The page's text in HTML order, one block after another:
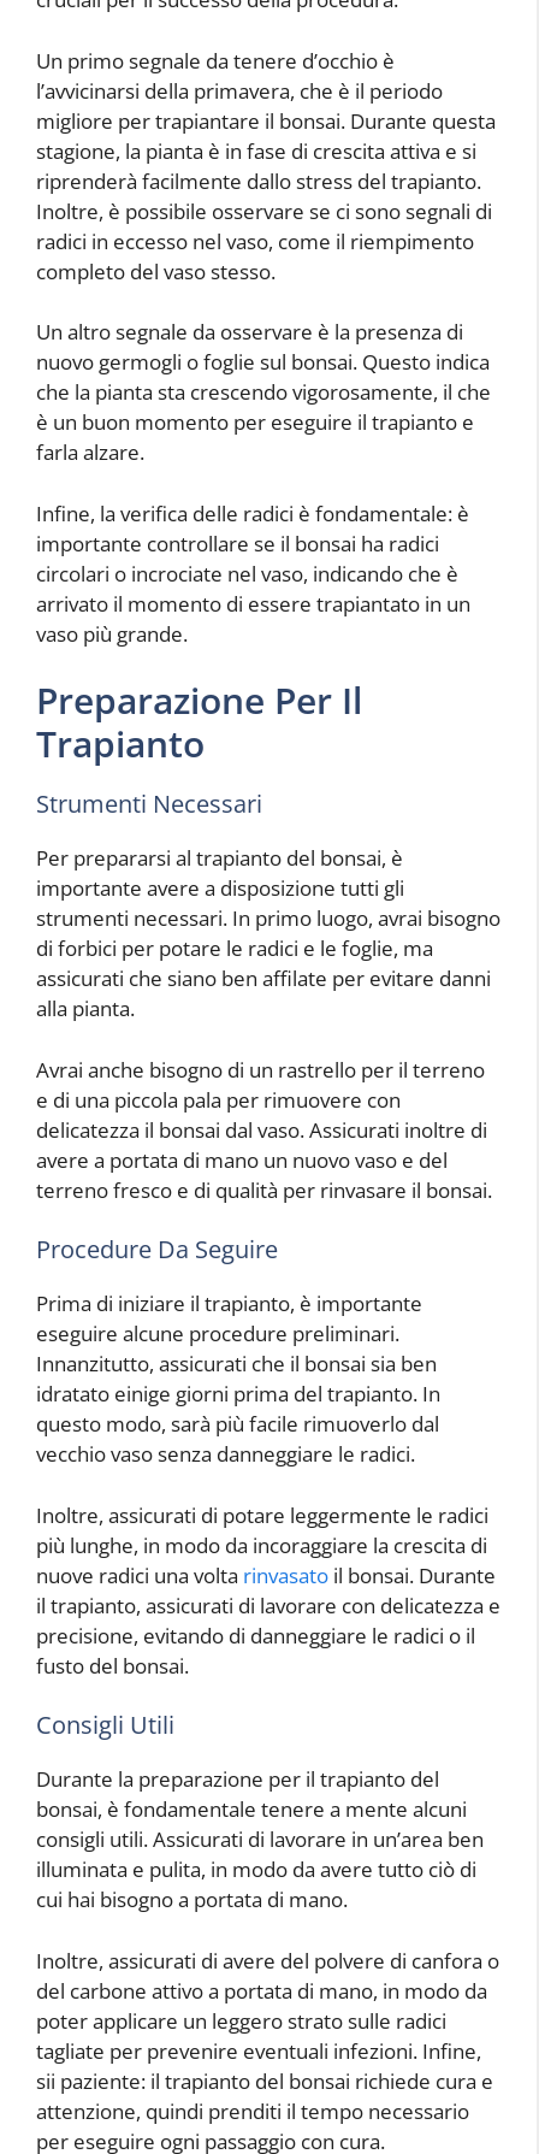
Un primo segnale da tenere d’occhio è
l’avvicinarsi della primavera, che è il periodo
migliore per trapiantare il bonsai. Durante questa
stagione, la pianta è in fase di crescita attiva e si
riprenderà facilmente dallo stress del trapianto.
Inoltre, è possibile osservare se ci sono segnali di
radici in eccesso nel vaso, come il riempimento
completo del vaso stesso.
Un altro segnale da osservare è la presenza di
nuovo germogli o foglie sul bonsai. Questo indica
che la pianta sta crescendo vigorosamente, il che
è un buon momento per eseguire il trapianto e
farla alzare.
Infine, la verifica delle radici è fondamentale: è
importante controllare se il bonsai ha radici
circolari o incrociate nel vaso, indicando che è
arrivato il momento di essere trapiantato in un
vaso più grande.
Preparazione Per Il
Trapianto
Strumenti Necessari
Per prepararsi al trapianto del bonsai, è
importante avere a disposizione tutti gli
strumenti necessari. In primo luogo, avrai bisogno
di forbici per potare le radici e le foglie, ma
assicurati che siano ben affilate per evitare danni
alla pianta.
Avrai anche bisogno di un rastrello per il terreno
e di una piccola pala per rimuovere con
delicatezza il bonsai dal vaso. Assicurati inoltre di
avere a portata di mano un nuovo vaso e del
terreno fresco e di qualità per rinvasare il bonsai.
Procedure Da Seguire
Prima di iniziare il trapianto, è importante
eseguire alcune procedure preliminari.
Innanzitutto, assicurati che il bonsai sia ben
idratato einige giorni prima del trapianto. In
questo modo, sarà più facile rimuoverlo dal
vecchio vaso senza danneggiare le radici.
Inoltre, assicurati di potare leggermente le radici
più lunghe, in modo da incoraggiare la crescita di
nuove radici una volta rinvasato il bonsai. Durante
il trapianto, assicurati di lavorare con delicatezza e
precisione, evitando di danneggiare le radici o il
fusto del bonsai.
Consigli Utili
Durante la preparazione per il trapianto del
bonsai, è fondamentale tenere a mente alcuni
consigli utili. Assicurati di lavorare in un’area ben
illuminata e pulita, in modo da avere tutto ciò di
cui hai bisogno a portata di mano.
Inoltre, assicurati di avere del polvere di canfora o
del carbone attivo a portata di mano, in modo da
poter applicare un leggero strato sulle radici
tagliate per prevenire eventuali infezioni. Infine,
sii paziente: il trapianto del bonsai richiede cura e
attenzione, quindi prenditi il tempo necessario
per eseguire ogni passaggio con cura.